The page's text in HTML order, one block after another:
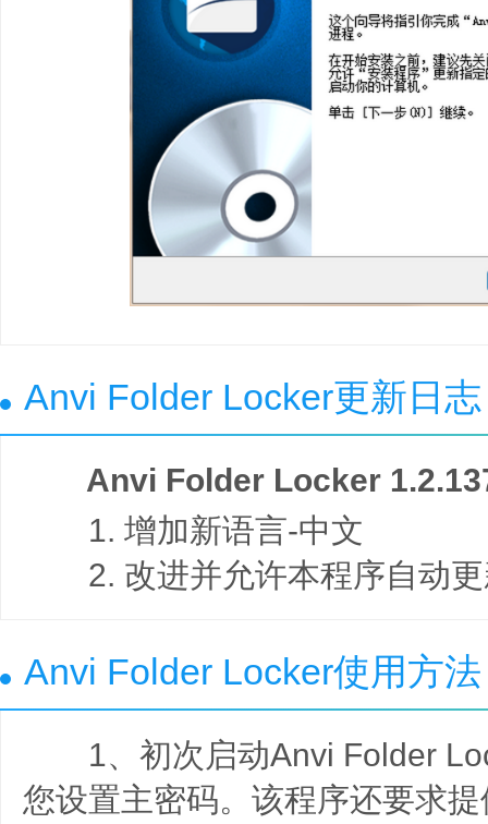
Anvi Folder Locker更新日志
Anvi Folder Locker
1. 增加新语言-中文
2. 改进并允许本程序自动更
Anvi Folder Locker使用方法
1、初次启动Anvi Folder
您设置主密码。该程序还要求